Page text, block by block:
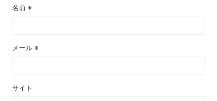
名前 ※
メール ※
サイト